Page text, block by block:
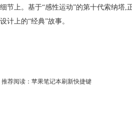
细节上。基于“感性运动”的第十代索纳塔,
设计上的“经典”故事。
推荐阅读： 苹果笔记本刷新快捷键